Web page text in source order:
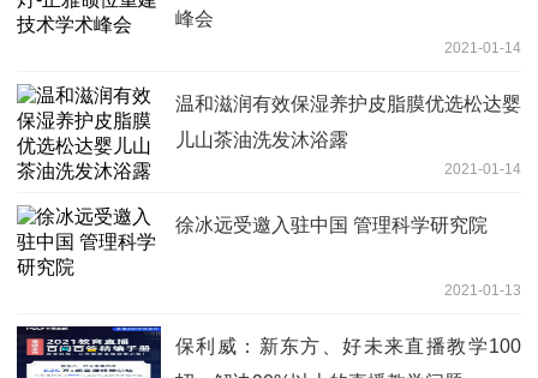
峰会
2021-01-14
温和滋润有效保湿养护皮脂膜优选松达婴
儿山茶油洗发沐浴露
2021-01-14
徐冰远受邀入驻中国 管理科学研究院
2021-01-13
保利威：新东方、好未来直播教学100